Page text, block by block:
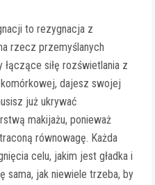
to rezygnacja z
rzecz przemyślanych
siłę rozświetlania z
dajesz swojej
już ukrywać
makijażu, ponieważ
równowagę. Każda
celu, jakim jest gładka i
sama, jak niewiele trzeba, by